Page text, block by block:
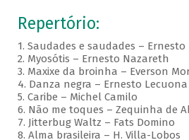
Repertório:
1. Saudades e saudades –
2. Myosótis – Ernesto Nazareth
3. Maxixe da broinha – Everson
4. Danza negra – Ernesto Lecuona
5. Caribe – Michel Camilo
6. Não me toques – Zequinha de
7. Jitterbug Waltz – Fats Domino
8. Alma brasileira – H. Villa-Lobos